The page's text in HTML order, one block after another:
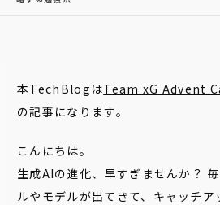
本TechBlogはTeam xG Advent
の記事になります。
こんにちは。
生成AIの進化、早すぎませんか？
ルやモデルが出てきて、キャッチ